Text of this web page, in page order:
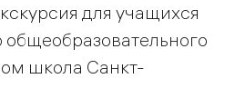
для учащихся
общеобразовательного
школа Санкт-